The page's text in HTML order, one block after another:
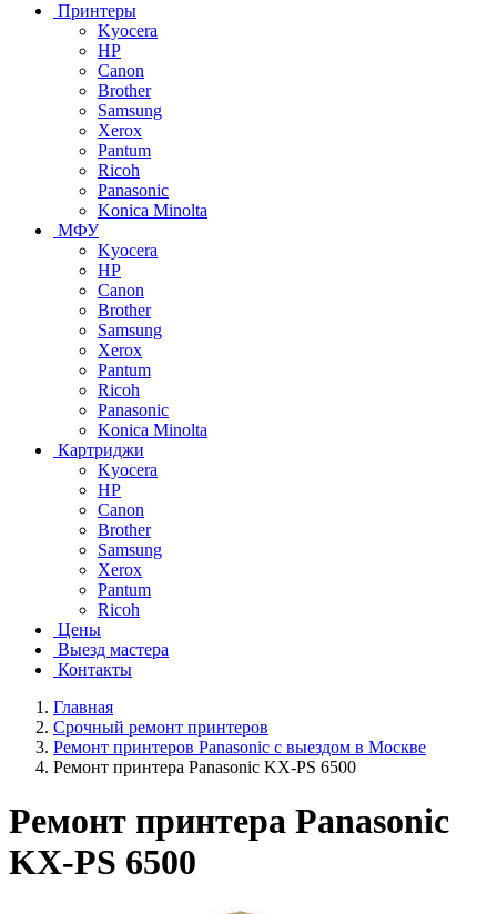
Принтеры
Kyocera
HP
Canon
Brother
Samsung
Xerox
Pantum
Ricoh
Panasonic
Konica Minolta
МФУ
Kyocera
HP
Canon
Brother
Samsung
Xerox
Pantum
Ricoh
Panasonic
Konica Minolta
Картриджи
Kyocera
HP
Canon
Brother
Samsung
Xerox
Pantum
Ricoh
Цены
Выезд мастера
Контакты
Главная
Срочный ремонт принтеров
Ремонт принтеров Panasonic с выездом в Москве
Ремонт принтера Panasonic KX-PS 6500
Ремонт принтера Panasonic
KX-PS 6500